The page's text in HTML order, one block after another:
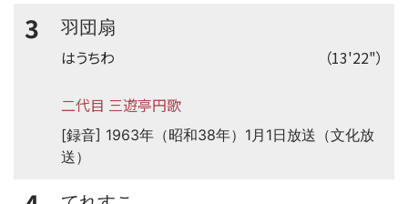
3
羽団扇
（13'22"）
はうちわ
二代目 三遊亭円歌
[録音] 1963年（昭和38年）1月1日放送（文化放
送）